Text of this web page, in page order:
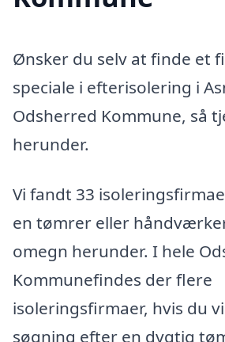
Ønsker du selv at finde et
speciale i efterisolering i
Odsherred Kommune, så
herunder.
Vi fandt 33
en tømrer eller
omegn herunder. I hele
Kommunefindes der flere
isoleringsfirmaer, hvis du
søgning efter en dygtig